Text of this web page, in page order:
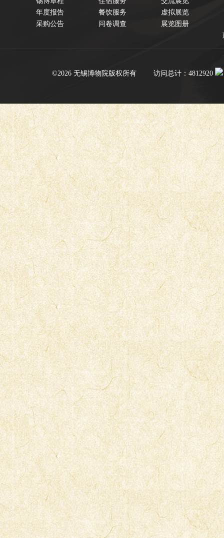
年度报告
采购公告
餐饮服务
问卷调查
虚拟展览
展览图册
©2026 无锡博物院版权所有 访问总计：4812920